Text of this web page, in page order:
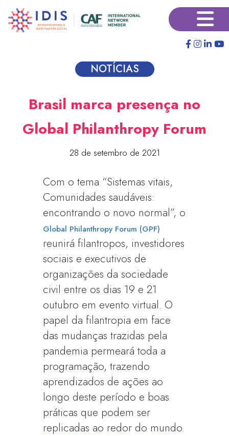
para
×
NOTÍCIAS
Brasil marca presença no
Global Philanthropy Forum
28 de setembro de 2021
Com o tema “Sistemas vitais,
Comunidades saudáveis:
encontrando o novo normal”, o
Global Philanthropy Forum (GPF)
reunirá filantropos, investidores
sociais e executivos de
organizações da sociedade
civil entre os dias 19 e 21
outubro em evento virtual. O
papel da filantropia em face
das mudanças trazidas pela
pandemia permeará toda a
programação, trazendo
aprendizados de ações ao
longo deste período e boas
práticas que podem ser
replicadas ao redor do mundo.